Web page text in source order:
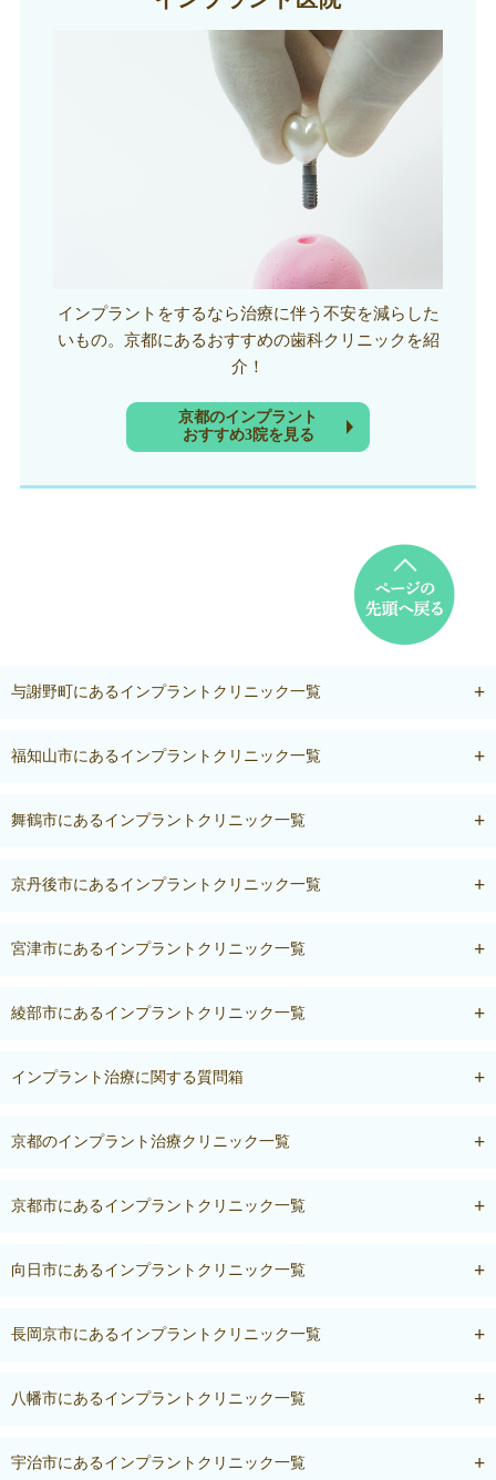
インプラントをするなら治療に伴う不安を減らした
いもの。京都にあるおすすめの歯科クリニックを紹
介！
京都のインプラント
おすすめ3院を見る
与謝野町にあるインプラントクリニック一覧
福知山市にあるインプラントクリニック一覧
舞鶴市にあるインプラントクリニック一覧
京丹後市にあるインプラントクリニック一覧
宮津市にあるインプラントクリニック一覧
綾部市にあるインプラントクリニック一覧
インプラント治療に関する質問箱
京都のインプラント治療クリニック一覧
京都市にあるインプラントクリニック一覧
向日市にあるインプラントクリニック一覧
長岡京市にあるインプラントクリニック一覧
八幡市にあるインプラントクリニック一覧
宇治市にあるインプラントクリニック一覧